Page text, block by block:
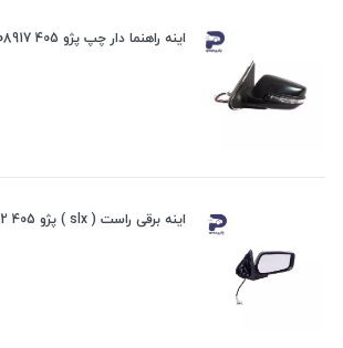
اینه راهنما دار چپ پژو 405 408917 جی ای اس پی
اینه برقی راست ( slx ) پژو 405 408912 جی ای اس پی